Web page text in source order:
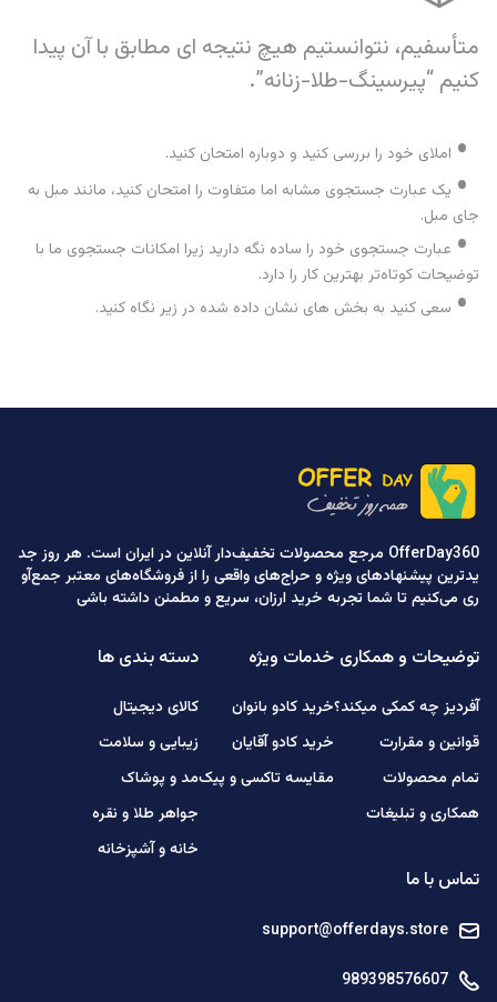
متأسفیم، نتوانستیم هیچ نتیجه ای مطابق با آن پیدا
کنیم “پیرسینگ-طلا-زنانه”.
املای خود را بررسی کنید و دوباره امتحان کنید.
یک عبارت جستجوی مشابه اما متفاوت را امتحان کنید، مانند مبل به
جای مبل.
عبارت جستجوی خود را ساده نگه دارید زیرا امکانات جستجوی ما با
توضیحات کوتاه‌تر بهترین کار را دارد.
سعی کنید به بخش های نشان داده شده در زیر نگاه کنید.
OfferDay360 مرجع محصولات تخفیف‌دار آنلاین در ایران است. هر روز جد
یدترین پیشنهادهای ویژه و حراج‌های واقعی را از فروشگاه‌های معتبر جمع‌آو
ری می‌کنیم تا شما تجربه خرید ارزان، سریع و مطمئن داشته باشی
توضیحات و همکاری
آفردیز چه کمکی میکند؟
قوانین و مقرارت
تمام محصولات
همکاری و تبلیغات
خدمات ویژه
خرید کادو بانوان
خرید کادو آقایان
مقایسه تاکسی و پیک
دسته بندی ها
کالای دیجیتال
زیبایی و سلامت
مد و پوشاک
جواهر طلا و نقره
خانه و آشپزخانه
تماس با ما
support@offerdays.store
989398576607